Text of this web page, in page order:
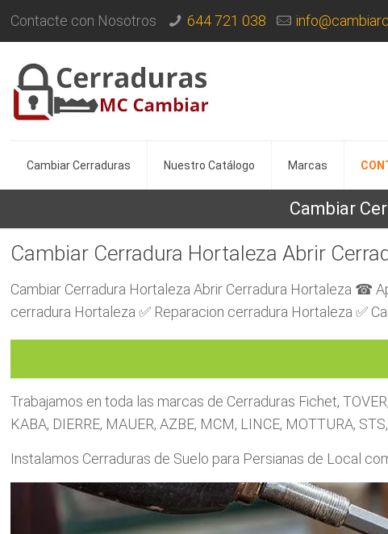
Contacte con Nosotros 644 721 038
Cambiar Cerraduras Nuestro Catálogo Marcas
Cambiar
Cambiar Cerradura Hortaleza Abrir
Cambiar Cerradura Hortaleza Abrir Cerradura Hortaleza ☎
cerradura Hortaleza ✅ Reparacion cerradura Hortaleza ✅
Trabajamos en toda las marcas de Cerraduras Fichet,
KABA, DIERRE, MAUER, AZBE, MCM, LINCE, MOTTURA,
Instalamos Cerraduras de Suelo para Persianas de Local